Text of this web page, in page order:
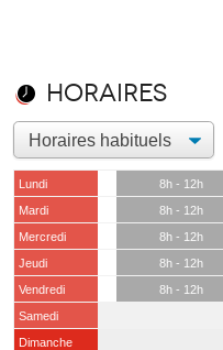
Horaires
Lundi 8h - 12h
Mardi
8h - 12h
Mercredi
8h - 12h
Jeudi
8h - 12h
Vendredi
8h - 12h
Samedi
Dimanche